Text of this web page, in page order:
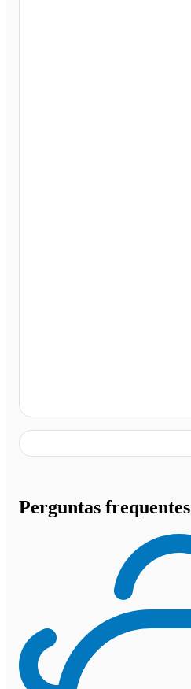
Perguntas frequentes